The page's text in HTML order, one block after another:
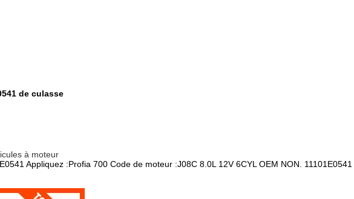
de culasse
à moteur
Appliquez :Profia 700 Code de moteur :J08C 8.0L 12V 6CYL OEM NON.